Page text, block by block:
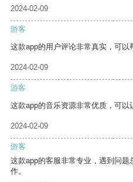
2024-02-09
游客
这款app的用户评论非常真实，可以
2024-02-09
游客
这款app的音乐资源非常优质，可以
2024-02-09
游客
这款app的客服非常专业，遇到问
作。